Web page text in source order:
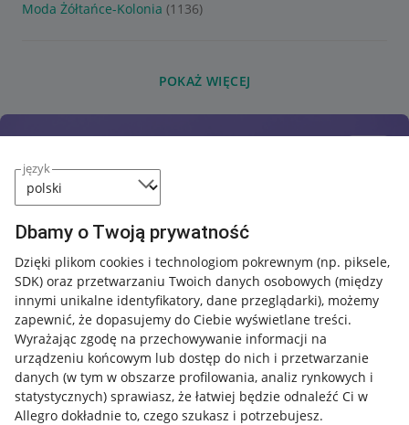
język
Dbamy o Twoją prywatność
Dzięki plikom cookies i technologiom pokrewnym (np. piksele,
SDK) oraz przetwarzaniu Twoich danych osobowych (między
innymi unikalne identyfikatory, dane przeglądarki), możemy
zapewnić, że dopasujemy do Ciebie wyświetlane treści.
Wyrażając zgodę na przechowywanie informacji na
urządzeniu końcowym lub dostęp do nich i przetwarzanie
danych (w tym w obszarze profilowania, analiz rynkowych i
statystycznych) sprawiasz, że łatwiej będzie odnaleźć Ci w
Allegro dokładnie to, czego szukasz i potrzebujesz.
Moda Żółtańce-Kolonia (1136)
POKAŻ WIĘCEJ